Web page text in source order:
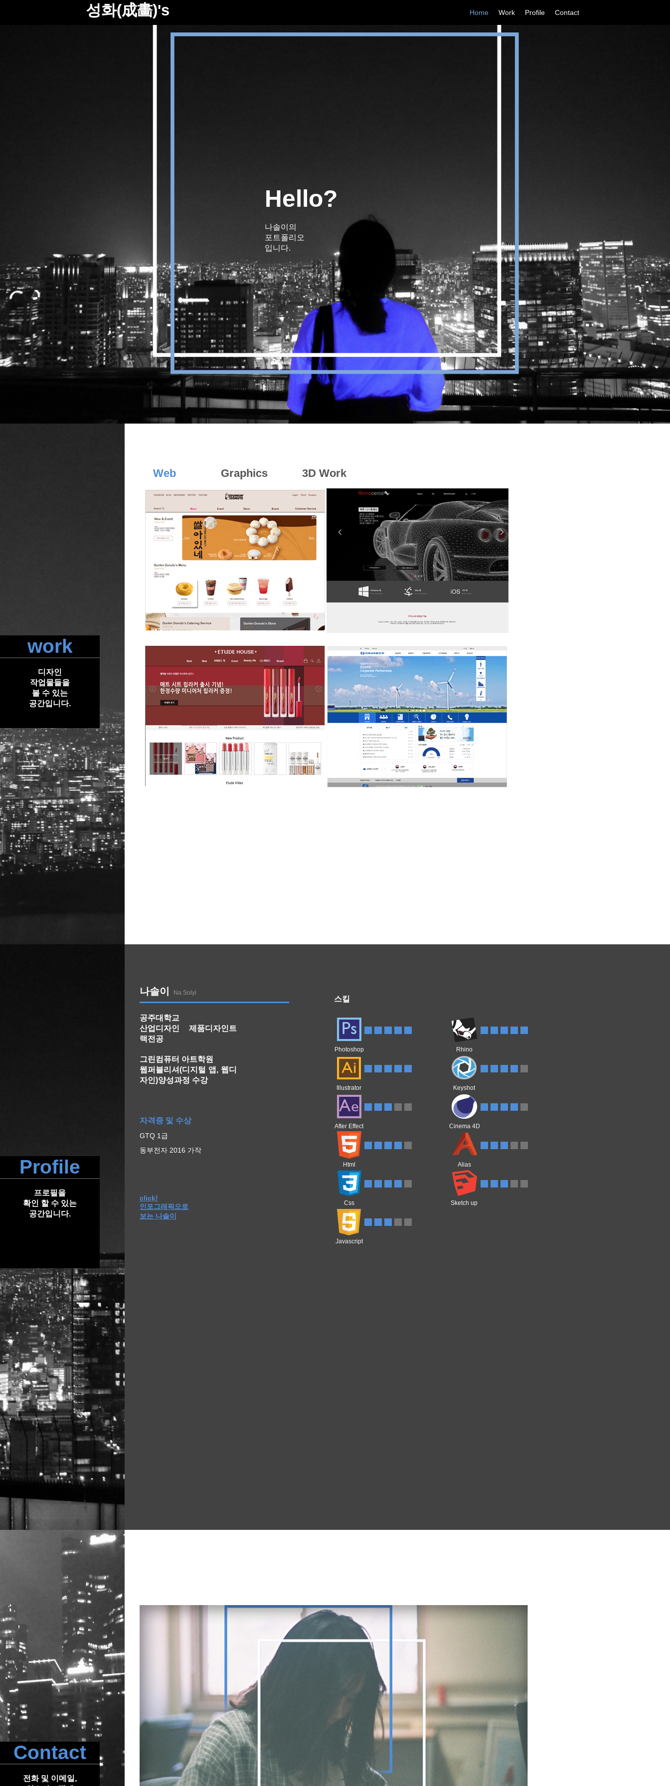
성화(成畵)'s Home Work Profile Contact
Hello?
나솔이의
포트폴리오
입니다.
work
디자인
작업물들을
볼 수 있는
공간입니다.
Web Graphics 3D Work
Profile
프로필을
확인 할 수 있는
공간입니다.
나솔이 Na Solyi
공주대학교
산업디자인 제품디자인트
랙전공
그린컴퓨터 아트학원
웹퍼블리셔(디지털 앱, 웹디
자인)양성과정 수강
자격증 및 수상
GTQ 1급
동부전자 2016 가작
click!
인포그래픽으로
보는 나솔이
스킬
Photoshop
Illustrator
After Effect
Html
Css
Javascript
Rhino
Keyshot
Cinema 4D
Alias
Sketch up
Contact
전화 및 이메일,